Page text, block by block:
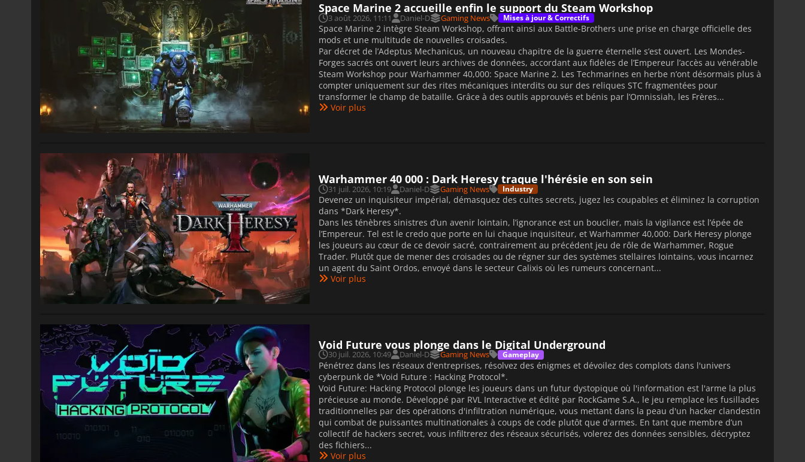
Space Marine 2 accueille enfin le support du Steam Workshop
3 août 2026, 11:11 Daniel-D Gaming News Mises à jour & Correctifs
Space Marine 2 intègre Steam Workshop, offrant ainsi aux Battle-Brothers une prise en charge officielle des
mods et une multitude de nouvelles croisades.
Par décret de l’Adeptus Mechanicus, un nouveau chapitre de la guerre éternelle s’est ouvert. Les Mondes-
Forges sacrés ont ouvert leurs archives de données, accordant aux fidèles de l’Empereur l’accès au vénérable
Steam Workshop pour Warhammer 40,000: Space Marine 2. Les Techmarines en herbe n’ont désormais plus à
compter uniquement sur des rites mécaniques interdits ou sur des reliques STC fragmentées pour
transformer le champ de bataille. Grâce à des outils approuvés et bénis par l’Omnissiah, les Frères...
Voir plus
Warhammer 40 000 : Dark Heresy traque l'hérésie en son sein
31 juil. 2026, 10:19 Daniel-D Gaming News Industry
Devenez un inquisiteur impérial, démasquez des cultes secrets, jugez les coupables et éliminez la corruption
dans *Dark Heresy*.
Dans les ténèbres sinistres d’un avenir lointain, l’ignorance est un bouclier, mais la vigilance est l’épée de
l’Empereur. Tel est le credo que porte en lui chaque inquisiteur, et Warhammer 40,000: Dark Heresy plonge
les joueurs au cœur de ce devoir sacré, contrairement au précédent jeu de rôle de Warhammer, Rogue
Trader. Plutôt que de mener des croisades ou de régner sur des systèmes stellaires lointains, vous incarnez
un agent du Saint Ordos, envoyé dans le secteur Calixis où les rumeurs concernant...
Voir plus
Void Future vous plonge dans le Digital Underground
30 juil. 2026, 10:49 Daniel-D Gaming News Gameplay
Pénétrez dans les réseaux d'entreprises, résolvez des énigmes et dévoilez des complots dans l'univers
cyberpunk de *Void Future : Hacking Protocol*.
Void Future: Hacking Protocol plonge les joueurs dans un futur dystopique où l'information est l'arme la plus
précieuse au monde. Développé par RVL Interactive et édité par RockGame S.A., le jeu remplace les fusillades
traditionnelles par des opérations d'infiltration numérique, vous mettant dans la peau d'un hacker clandestin
qui combat de puissantes multinationales à coups de code plutôt que d'armes. En tant que membre d’un
collectif de hackers secret, vous infiltrerez des réseaux sécurisés, volerez des données sensibles, décryptez
des fichiers...
Voir plus